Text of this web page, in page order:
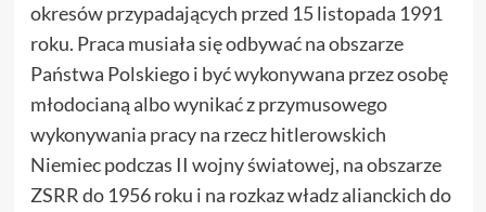
okresów przypadających przed 15 listopada 1991
roku. Praca musiała się odbywać na obszarze
Państwa Polskiego i być wykonywana przez osobę
młodocianą albo wynikać z przymusowego
wykonywania pracy na rzecz hitlerowskich
Niemiec podczas II wojny światowej, na obszarze
ZSRR do 1956 roku i na rozkaz władz alianckich do